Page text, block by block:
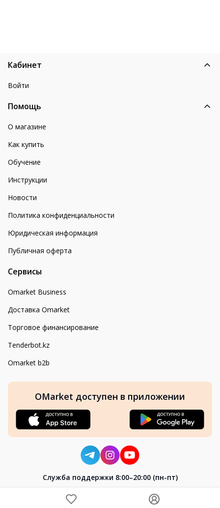
Кабинет
Войти
Помощь
О магазине
Как купить
Обучение
Инструкции
Новости
Политика конфиденциальности
Юридическая информация
Публичная оферта
Сервисы
Omarket Business
Доставка Omarket
Торговое финансирование
Tenderbot.kz
Omarket b2b
OMarket доступен в приложении
Cлужба поддержки 8:00–20:00 (пн-пт)